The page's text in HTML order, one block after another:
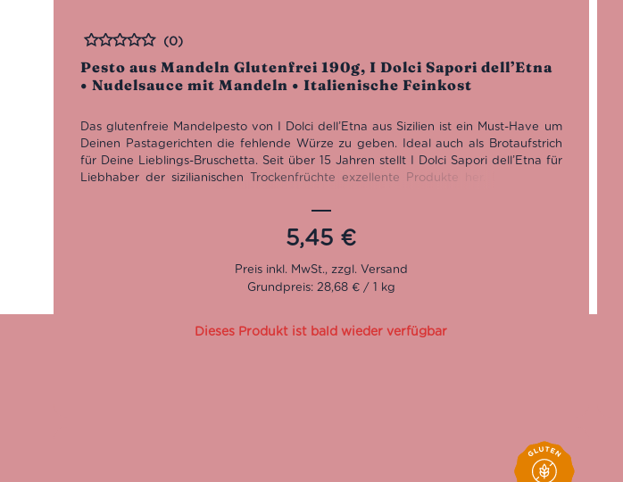
Pesto aus Mandeln Glutenfrei 190g, I Dolci Sapori dell’Etna
• Nudelsauce mit Mandeln • Italienische Feinkost
Bewertet
(0)
Das glutenfreie Mandelpesto von I Dolci dell’Etna aus Sizilien ist ein Must-Have um
Deinen Pastagerichten die fehlende Würze zu geben. Ideal auch als Brotaufstrich
für Deine Lieblings-Bruschetta. Seit über 15 Jahren stellt I Dolci Sapori dell’Etna für
Liebhaber der sizilianischen Trockenfrüchte exzellente Produkte her. Die Qualität
biologische Trockenfrüchte bei der Herstellung verwendet… und das kannst Du an
ihrem unverkennbaren Geschmack wiedererkennen.
5,45 €
Grundpreis: 28,68 € / 1 kg
Dieses Produkt ist bald wieder verfügbar